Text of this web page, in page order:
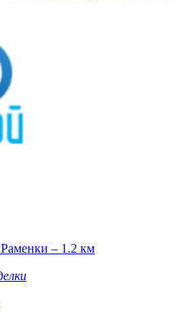
Раменки – 1.2 км